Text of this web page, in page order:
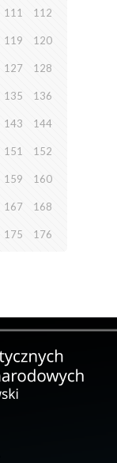
111 112
119 120
127 128
135 136
143 144
151 152
159 160
167 168
175 176